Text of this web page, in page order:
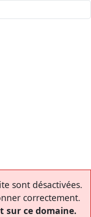
sont désactivées.
correctement.
sur ce domaine.